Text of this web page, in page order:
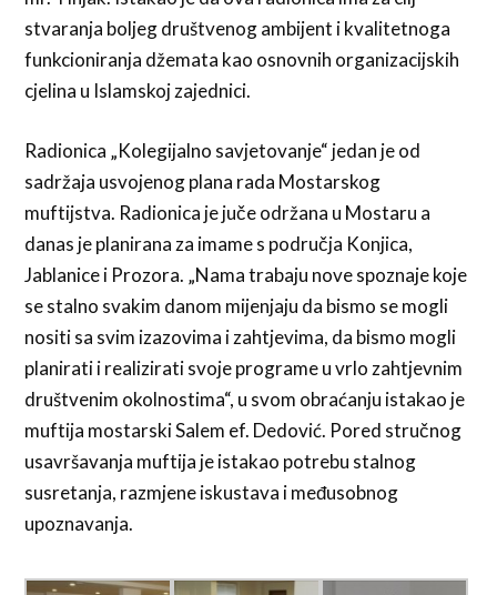
stvaranja boljeg društvenog ambijent i kvalitetnoga
funkcioniranja džemata kao osnovnih organizacijskih
cjelina u Islamskoj zajednici.
Radionica „Kolegijalno savjetovanje“ jedan je od
sadržaja usvojenog plana rada Mostarskog
muftijstva. Radionica je juče održana u Mostaru a
danas je planirana za imame s područja Konjica,
Jablanice i Prozora. „Nama trabaju nove spoznaje koje
se stalno svakim danom mijenjaju da bismo se mogli
nositi sa svim izazovima i zahtjevima, da bismo mogli
planirati i realizirati svoje programe u vrlo zahtjevnim
društvenim okolnostima“, u svom obraćanju istakao je
muftija mostarski Salem ef. Dedović. Pored stručnog
usavršavanja muftija je istakao potrebu stalnog
susretanja, razmjene iskustava i međusobnog
upoznavanja.